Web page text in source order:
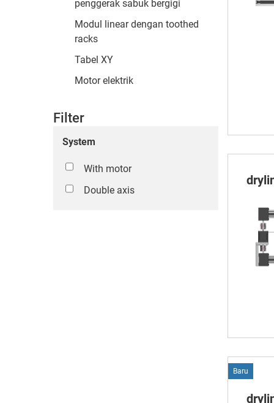
penggerak sabuk bergigi
Modul linear dengan toothed
racks
Tabel XY
Motor elektrik
Filter
System
With motor
Double axis
Baru